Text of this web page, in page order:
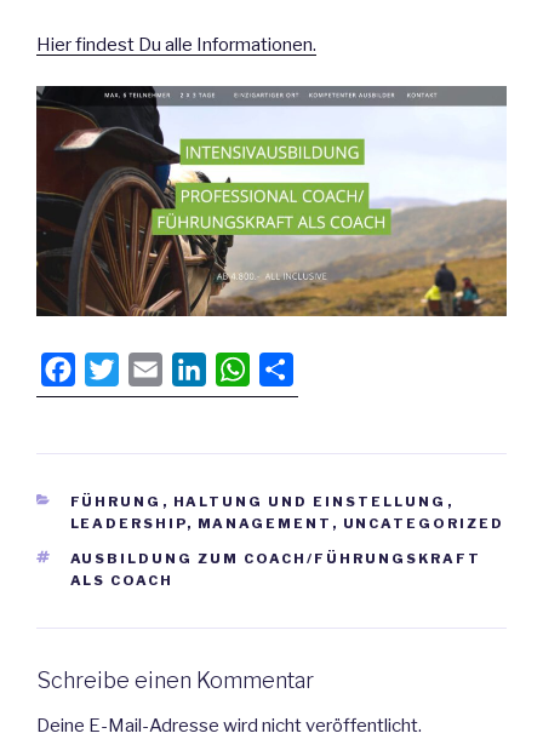
Hier findest Du alle Informationen.
a
b
o
w
t
r
m
l
i
e
W
h
s
e
e
KATEGORIEN
FÜHRUNG , HALTUNG UND EINSTELLUNG ,
LEADERSHIP, MANAGEMENT , UNCATEGORIZED
SCHLAGWÖRTER
AUSBILDUNG ZUM COACH/FÜHRUNGSKRAFT
ALS COACH
Schreibe einen Kommentar
Deine E-Mail-Adresse wird nicht veröffentlicht.